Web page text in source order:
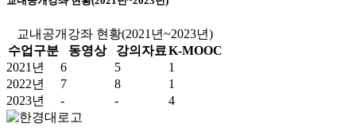
교내공개강좌 현황(2021년~2023년)
수업구분
동영상 강의자료 K-MOOC
2021년
6 5
1
2022년
7 8
1
2023년
- - 4